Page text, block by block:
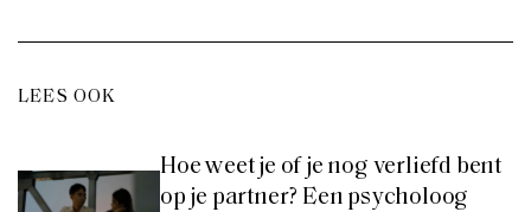
LEES OOK
Hoe weet je of je nog verliefd bent
op je partner? Een psycholoog